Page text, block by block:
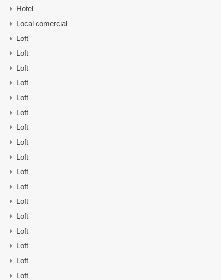
Hotel
Local comercial
Loft
Loft
Loft
Loft
Loft
Loft
Loft
Loft
Loft
Loft
Loft
Loft
Loft
Loft
Loft
Loft
Loft